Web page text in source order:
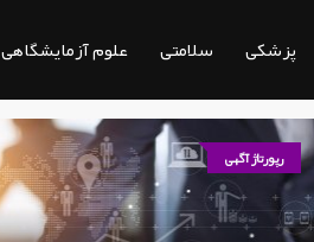
پزشکی سلامتی علوم آزمایشگاهی
رپورتاژ آگهی